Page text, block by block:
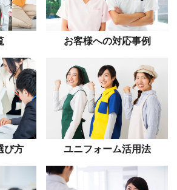
お客様への対応事例
び方 ユニフォーム活用法